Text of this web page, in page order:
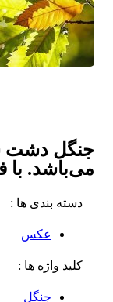
می‌باشد. با
دسته بندی ها :
عکس
کلید واژه ها :
جنگل